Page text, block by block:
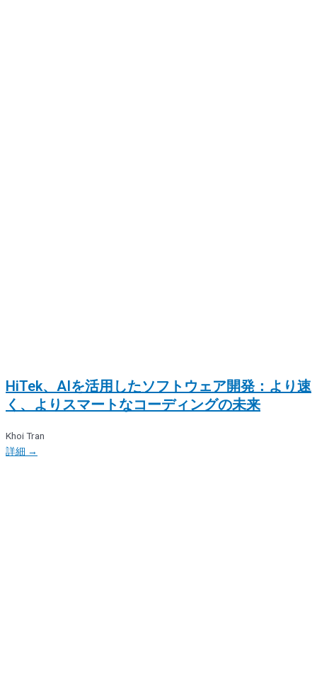
HiTek、AIを活用したソフトウェア開発：より速
く、よりスマートなコーディングの未来
Khoi Tran
詳細 →